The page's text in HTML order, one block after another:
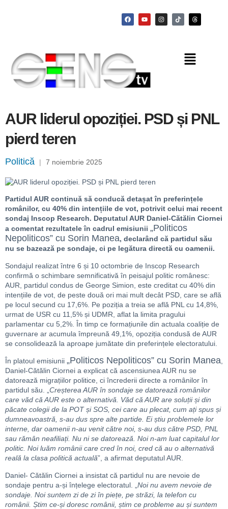
AUR liderul opoziției. PSD și PNL
pierd teren
Politică | 7 noiembrie 2025
Partidul AUR continuă să conducă detașat în preferințele
românilor, cu 40% din intențiile de vot, potrivit celui mai recent
sondaj Inscop Research. Deputatul AUR Daniel-Cătălin Ciornei
a comentat rezultatele în cadrul emisiunii „Politicos
Nepoliticos” cu Sorin Manea, declarând că partidul său
nu se bazează pe sondaje, ci pe legătura directă cu oamenii.
Sondajul realizat între 6 și 10 octombrie de Inscop Research
confirmă o schimbare semnificativă în peisajul politic românesc:
AUR, partidul condus de George Simion, este creditat cu 40% din
intențiile de vot, de peste două ori mai mult decât PSD, care se află
pe locul secund cu 17,6%. Pe poziția a treia se află PNL cu 14,8%,
urmat de USR cu 11,5% și UDMR, aflat la limita pragului
parlamentar cu 5,2%. În timp ce formațiunile din actuala coaliție de
guvernare ar acumula împreună 49,1%, opoziția condusă de AUR
se consolidează la aproape jumătate din preferințele electoratului.
În platoul emisiunii „Politicos Nepoliticos” cu Sorin Manea
Daniel-Cătălin Ciornei a explicat că ascensiunea AUR nu se
datorează migrațiilor politice, ci încrederii directe a românilor în
partidul său. „ Creșterea AUR în sondaje se datorează românilor
care văd că AUR este o alternativă. Văd că AUR are soluții și din
păcate colegii de la POT și SOS, cei care au plecat, cum ați spus și
dumneavoastră, s-au dus spre alte partide. Ei știu problemele lor
interne, dar oamenii n-au venit către noi, s-au dus către PSD, PNL
sau rămân neafiliați. Nu ni se datorează. Noi n-am luat capitalul lor
politic. Noi luăm românii care cred în noi, cred că au o alternativă
reală la clasa politică actuală”, a afirmat deputatul AUR.
Daniel- Cătălin Ciornei a insistat că partidul nu are nevoie de
sondaje pentru a-și înțelege electoratul. „ Noi nu avem nevoie de
sondaje. Noi suntem zi de zi în piețe, pe străzi, la telefon cu
românii. Știm ce-și doresc românii, știm ce probleme au și suntem